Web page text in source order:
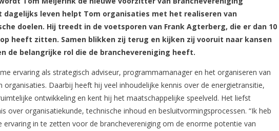
dagelijks leven helpt Tom organisaties met het realiseren van
doelen. Hij treedt in de voetsporen van Frank Agterberg, die er dan 10
heeft zitten. Samen blikken zij terug en kijken zij vooruit naar kansen
de belangrijke rol die de branchevereniging heeft.
ervaring als strategisch adviseur, programmamanager en het organiseren van
organisaties. Daarbij heeft hij veel inhoudelijke kennis over de energietransitie,
ontwikkeling en kent hij het maatschappelijke speelveld. Het liefst
over organisatiekunde, technische inhoud en besluitvormingsprocessen. “Ik heb
ervaring in te zetten voor de branchevereniging om de enorme potentie van